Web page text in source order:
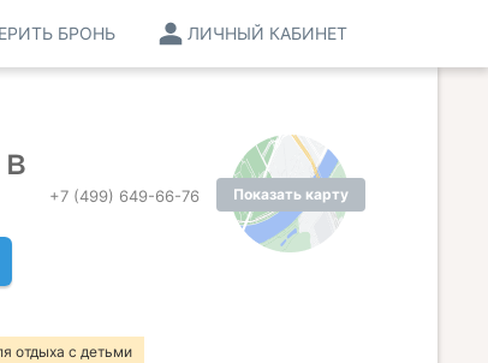
ЛИЧНЫЙ КАБИНЕТ
БРОНЬ
Показать карту
+7 (499) 649-66-76
отдыха с детьми